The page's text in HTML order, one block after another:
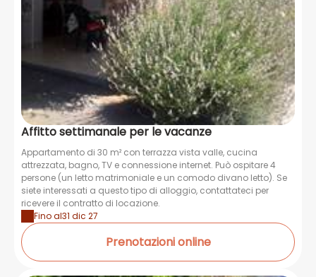
Affitto settimanale per le vacanze
Appartamento di 30 m² con terrazza vista valle, cucina
attrezzata, bagno, TV e connessione internet. Può ospitare 4
persone (un letto matrimoniale e un comodo divano letto). Se
siete interessati a questo tipo di alloggio, contattateci per
ricevere il contratto di locazione.
Fino al31 dic 27
Prenotazioni online